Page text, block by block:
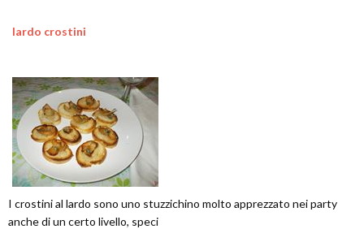
lardo crostini
I crostini al lardo sono uno stuzzichino molto apprezzato nei party
anche di un certo livello, speci